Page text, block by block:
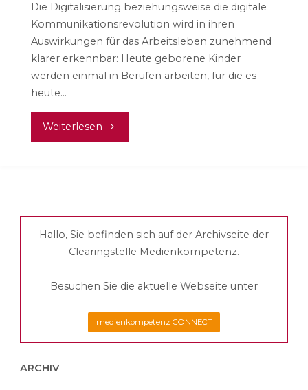
Die Digitalisierung beziehungsweise die digitale
Kommunikationsrevolution wird in ihren
Auswirkungen für das Arbeitsleben zunehmend
klarer erkennbar: Heute geborene Kinder
werden einmal in Berufen arbeiten, für die es
heute…
Weiterlesen "Unterwegs
Arbeitswelt"
Hallo, Sie befinden sich auf der Archivseite der
Clearingstelle Medienkompetenz.
Besuchen Sie die aktuelle Webseite unter
medienkompetenz CONNECT
ARCHIV